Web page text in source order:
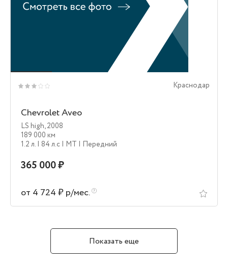
Краснодар
Chevrolet Aveo
LS high,2008
189 000 км
1.2 л. | 84 л.c | MT | Передний
365 000 ₽
от 4 724 ₽ р/мес.
Показать еще